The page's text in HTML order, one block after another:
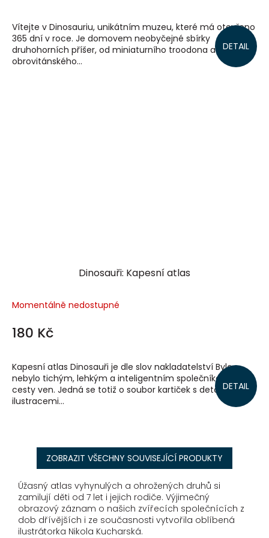
DETAIL
Vítejte v Dinosauriu, unikátním muzeu, které má otevřeno
365 dní v roce. Je domovem neobyčejné sbírky
druhohorních příšer, od miniaturního troodona až po
obrovitánského...
Dinosauři: Kapesní atlas
Momentálně nedostupné
180 Kč
DETAIL
Kapesní atlas Dinosauři je dle slov nakladatelství Bylo
nebylo tichým, lehkým a inteligentním společníkem na
cesty ven. Jedná se totiž o soubor kartiček s detailními
ilustracemi...
ZOBRAZIT VŠECHNY SOUVISEJÍCÍ PRODUKTY
Úžasný atlas vyhynulých a ohrožených druhů si
zamilují děti od 7 let i jejich rodiče. Výjimečný
obrazový záznam o našich zvířecích společnících z
dob dřívějších i ze současnosti vytvořila oblíbená
ilustrátorka Nikola Kucharská.